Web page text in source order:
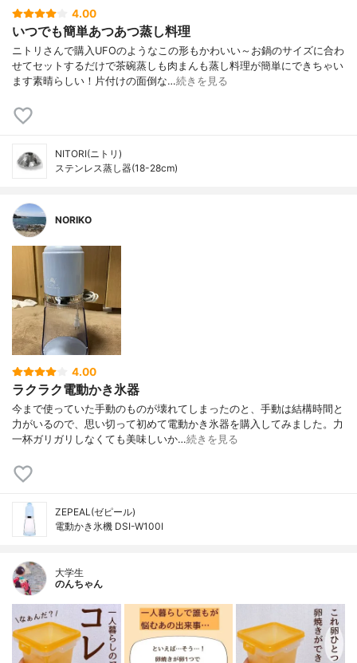
4.00
いつでも簡単あつあつ蒸し料理
ニトリさんで購入UFOのようなこの形もかわいい～お鍋のサイズに合わ
せてセットするだけで茶碗蒸しも肉まんも蒸し料理が簡単にできちゃい
ます素晴らしい！片付けの面倒な…続きを見る
NITORI(ニトリ)
ステンレス蒸し器(18-28cm)
NORIKO
4.00
ラクラク電動かき氷器
今まで使っていた手動のものが壊れてしまったのと、手動は結構時間と
力がいるので、思い切って初めて電動かき氷器を購入してみました。力
一杯ガリガリしなくても美味しいか…続きを見る
ZEPEAL(ゼピール)
電動かき氷機 DSI-W100I
大学生
のんちゃん